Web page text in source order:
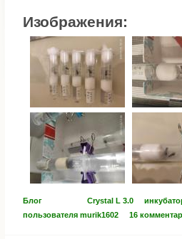
Изображения:
Crystal L 3.0
Блог
пользователя murik1602
16